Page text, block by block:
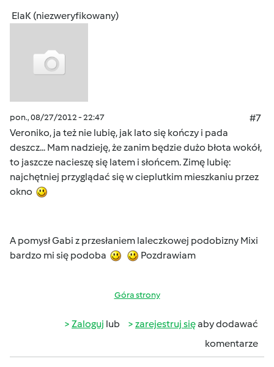
ElaK (niezweryfikowany)
pon., 08/27/2012 - 22:47
#7
Veroniko, ja też nie lubię, jak lato się kończy i pada
deszcz... Mam nadzieję, że zanim będzie dużo błota wokół,
to jaszcze nacieszę się latem i słońcem. Zimę lubię:
najchętniej przyglądać się w cieplutkim mieszkaniu przez
okno
A pomysł Gabi z przesłaniem laleczkowej podobizny Mixi
bardzo mi się podoba
Pozdrawiam
Góra strony
Zaloguj lub zarejestruj sięaby dodawać
komentarze